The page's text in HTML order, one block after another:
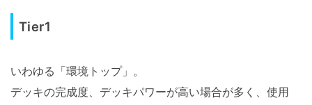
Tier1
いわゆる「環境トップ」。
デッキの完成度、デッキパワーが高い場合が多く、使用